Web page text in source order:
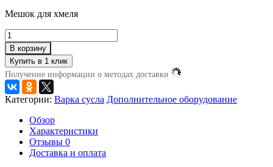
Мешок для хмеля
В корзину
Получение информации о методах доставки
Категории: Варка сусла Дополнительное оборудование
Обзор
Характеристики
Отзывы 0
Доставка и оплата